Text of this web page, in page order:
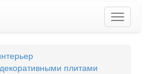
Toggle
плитами